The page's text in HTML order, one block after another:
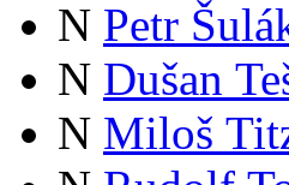
N Petr
N Dušan
N Miloš